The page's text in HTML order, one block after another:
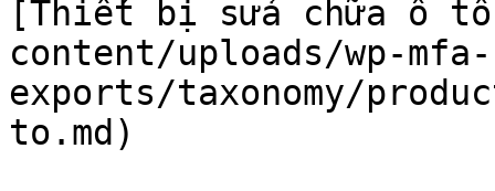
[Thiết bị sửa chữa ô
content/uploads/wp-mfa-
exports/taxonomy/
to.md)